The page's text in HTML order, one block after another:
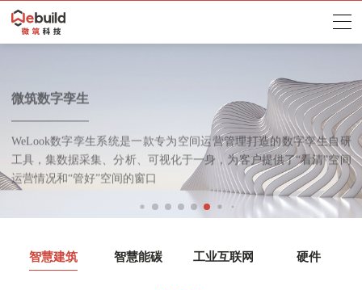
PanoGuard
移动全视角智能安全装备：打破固定摄像头监控盲区，让动火、受限
空间等移动作业面获得AI实时监护
智慧建筑运营管理平台
Building X基于“万物互联和数据驱动”的技术底座，以“品质管理”为
核心重塑智慧空间运营场景，助力资产运营方和物业管理方实现降本
增效、节能减碳，有效提升建筑品质
物业管理平台
平台精通建筑物业作业流程，可实现对建筑的运行维护、安全监控、
资产管理等方面进智能管理和优化，从而提高建筑的使用效率和品
质，降低运营成本和环境影响，提升物业服务质量和客户满意度
设备设施管理平台
收集设备运维过程中的各种数据，通过数字孪生等方式还原设备设施
运行的实时情况，利用数据分析和设备运行预测能力助力设备设施高
效安全运行，为设备的健康维护提供数据和技术支撑
智慧办公系统
系统利用物联网、云计算、AI等技术，通过软硬一体化，对办公空间
资源和能耗进行实时监测、分析和优化，实现办公流程的效率提升、
空间品质的升级和资源利用的最大化
微筑数字孪生
WeLook数字孪生系统是一款专为空间运营管理打造的数字孪生自研
工具，集数据采集、分析、可视化于一身，为客户提供了“看清”空间
运营情况和“管好”空间的窗口
微筑物联网平台
平台由IoT平台和物联网关两部分组成，向下汇聚各类智能子系统及
传感器设备，向上支撑应用创新开发，实现建筑“数据全融合、状态
全可视、业务全可管、事件全可控”的智慧化管理需求
智慧环境管理系统
通过前端设备实时采集、智能感知，经物联边缘网关实现数据处理和
传输，进而构建各种智慧环境服务场景，方便运维人员日常管理，赋
能用户营造出更具人性化、高品质的办公生活环境
综合能源管理平台
平台集数据采集、数据分析、数据可视、精细管理，智能分析为一
体，为能源资产提供能量管理和数字化运营服务，保障能源资产安
全，提升资产利用效率，降低资产运维成本
该平台是探索“双碳”工作的阶段性产物。以物联网、云计算和深度学
习为代表的新兴技术为基础，全面感知建筑领域中的能源消费和碳排
放，合理定制用能目标，智慧化管理能碳行为，通过规划定额、目标
追踪、实时监测等方式，摸清碳排家底、分析降碳空间、引导低碳发
企业能碳监控管理平台
运用数字化和智能化的手段，为发电行业打造可感、可观、可用的
“能碳管家”
暖通节能管理平台
系统基于云计算+AI算法，通过提供软硬一体的解决方案，实现暖通
空调节能控制，在保证舒适度最佳的终极目标的前提下，减少能源消
耗
数字孪生工厂
基于建模工具在数字空间构建出精准物理对象模型，利用实时IoT数
据驱动模型运转，通过数据与模型融合，构建综合决策能力，推动全
业务流程闭环管理
智能设备诊断与预警系统
基于数据驱动的健康监测与智能诊断，实现设备的实时在线监测与诊
断，保障设备运行始终处于可管、可控状态
智慧安全应急管理系统
微筑智慧安全应急管理系统：融合重大危险源在线监测、人员定位与
多模态视频分析，实现应急预案数字化、应急资源一张图与多部门联
动调度
智慧建筑 智慧能碳 工业互联网 硬件